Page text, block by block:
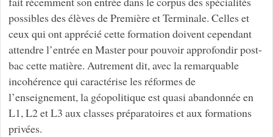
possibles des élèves de Première et Terminale. Celles et
ceux qui ont apprécié cette formation doivent cependant
attendre l’entrée en Master pour pouvoir approfondir post-
bac cette matière. Autrement dit, avec la remarquable
incohérence qui caractérise les réformes de
l’enseignement, la géopolitique est quasi abandonnée en
L1, L2 et L3 aux classes préparatoires et aux formations
privées.